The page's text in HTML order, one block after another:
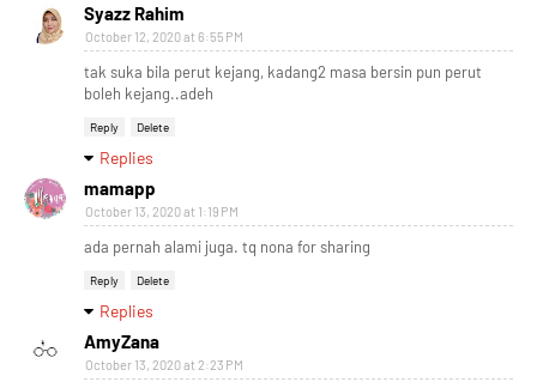
Syazz Rahim
October 12, 2020 at 6:55 PM
tak suka bila perut kejang, kadang2 masa bersin pun perut
boleh kejang..adeh
Reply Delete
Replies
mamapp
October 13, 2020 at 1:19 PM
ada pernah alami juga. tq nona for sharing
Reply Delete
Replies
AmyZana
October 13, 2020 at 2:23 PM